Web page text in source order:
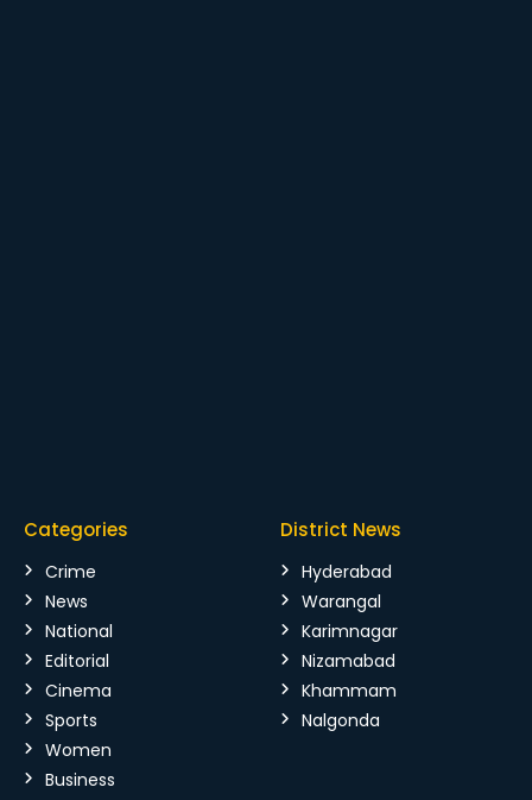
Categories
Crime
News
National
Editorial
Cinema
Sports
Women
Business
District News
Hyderabad
Warangal
Karimnagar
Nizamabad
Khammam
Nalgonda